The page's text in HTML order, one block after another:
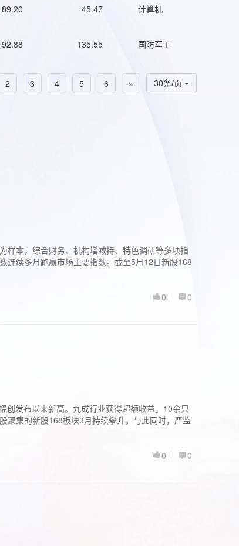
45.47 计算机
135.55 国防军工
30条/页
2 3 4 5 6 »
样本，综合财务、机构增减持、特色调研等多项指
连续多月跑赢市场主要指数。截至5月12日新股168
0
0
创发布以来新高。九成行业获得超额收益，10余只
聚集的新股168板块3月持续攀升。与此同时，严监
0
0